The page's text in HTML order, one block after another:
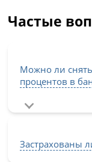
Частые
Можно ли
процентов в
Застрахованы